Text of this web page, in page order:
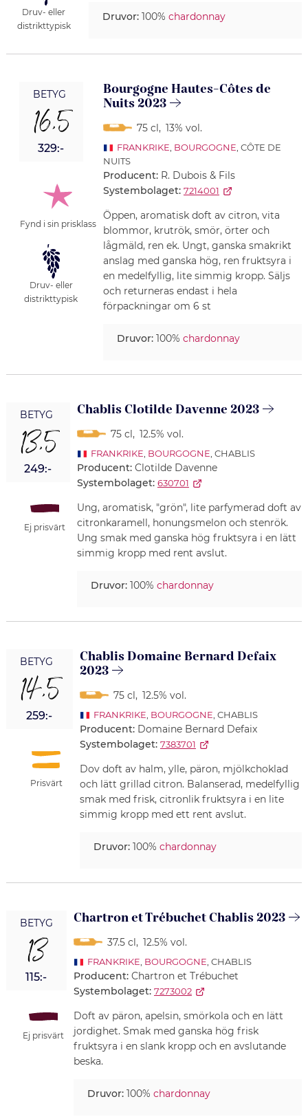
Druv- eller
distrikttypisk
Druvor:100% chardonnay
BETYG
16,5
329:-
Fynd i sin prisklass
Druv- eller
distrikttypisk
Bourgogne Hautes-Côtes de
Nuits 2023
75 cl, 13% vol.
FRANKRIKE, BOURGOGNE, CÔTE DE
NUITS
Producent: R. Dubois & Fils
Systembolaget: 7214001
Öppen, aromatisk doft av citron, vita
blommor, krutrök, smör, örter och
lågmäld, ren ek. Ungt, ganska smakrikt
anslag med ganska hög, ren fruktsyra i
en medelfyllig, lite simmig kropp. Säljs
och returneras endast i hela
förpackningar om 6 st
Druvor:100% chardonnay
BETYG
13,5
249:-
Ej prisvärt
Chablis Clotilde Davenne 2023
75 cl, 12.5% vol.
FRANKRIKE, BOURGOGNE, CHABLIS
Producent: Clotilde Davenne
Systembolaget: 630701
Ung, aromatisk, "grön", lite parfymerad doft av
citronkaramell, honungsmelon och stenrök.
Ung smak med ganska hög fruktsyra i en lätt
simmig kropp med rent avslut.
Druvor:100% chardonnay
BETYG
14,5
259:-
Prisvärt
Chablis Domaine Bernard Defaix
2023
75 cl, 12.5% vol.
FRANKRIKE, BOURGOGNE, CHABLIS
Producent: Domaine Bernard Defaix
Systembolaget: 7383701
Dov doft av halm, ylle, päron, mjölkchoklad
och lätt grillad citron. Balanserad, medelfyllig
smak med frisk, citronlik fruktsyra i en lite
simmig kropp med ett rent avslut.
Druvor:100% chardonnay
BETYG
13
115:-
Ej prisvärt
Chartron et Trébuchet Chablis 2023
37.5 cl, 12.5% vol.
FRANKRIKE, BOURGOGNE, CHABLIS
Producent: Chartron et Trébuchet
Systembolaget: 7273002
Doft av päron, apelsin, smörkola och en lätt
jordighet. Smak med ganska hög frisk
fruktsyra i en slank kropp och en avslutande
beska.
Druvor:100% chardonnay